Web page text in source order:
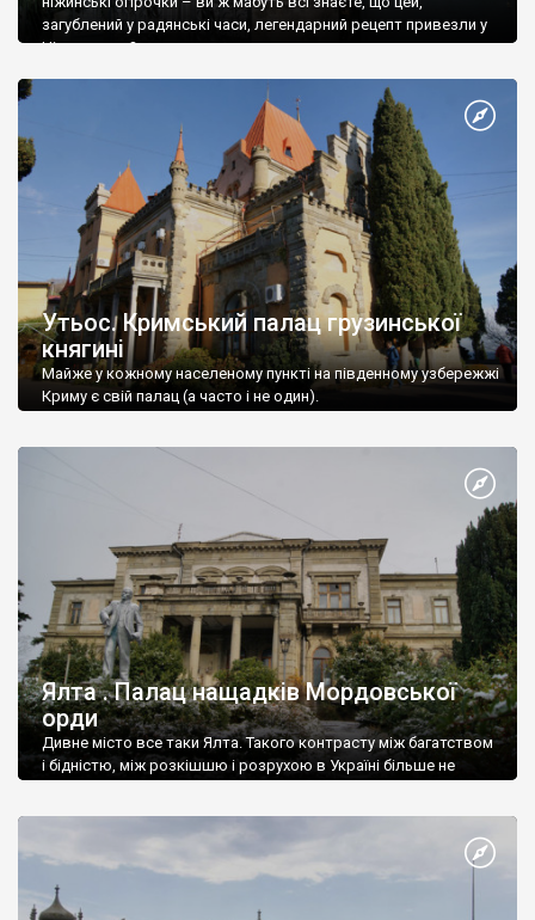
загублений у радянські часи, легендарний рецепт привезли у
Ніжин греки?
Утьос. Кримський палац грузинської
княгині
Майже у кожному населеному пункті на південному узбережжі
Криму є свій палац (а часто і не один).
Ялта . Палац нащадків Мордовської
орди
Дивне місто все таки Ялта. Такого контрасту між багатством
і бідністю, між розкішшю і розрухою в Україні більше не